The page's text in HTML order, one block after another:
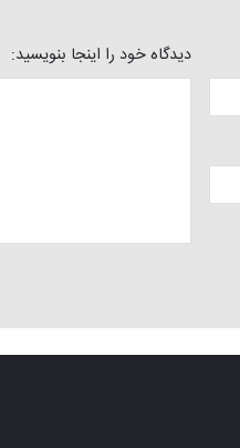
دیدگاه خود را اینجا بنویسید: